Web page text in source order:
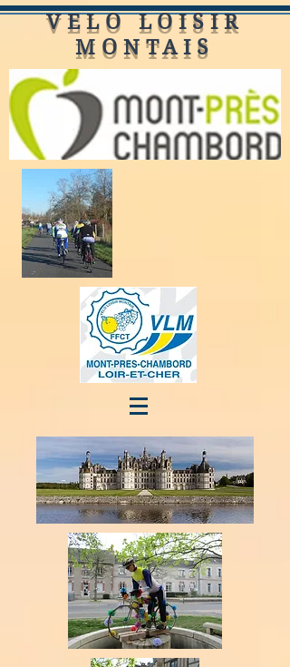
VELO LOISIR
MONTAIS